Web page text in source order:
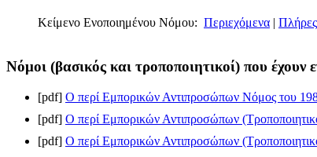
Κείμενο Ενοποιημένου Νόμου: Περιεχόμενα |
Νόμοι (βασικός και τροποποιητικοί) που έχουν
[pdf] Ο περί Εμπορικών Αντιπροσώπων Νόμος του
[pdf] Ο περί Εμπορικών Αντιπροσώπων
[pdf] Ο περί Εμπορικών Αντιπροσώπων